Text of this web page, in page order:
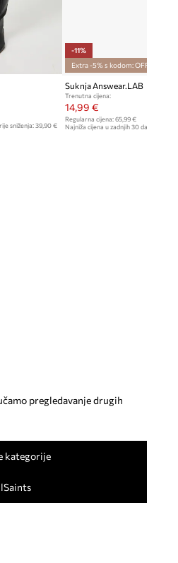
sniženja:39,90 €
-11%
Extra -5% s kodom: OFF*
Suknja Answear.LAB
Trenutna cijena:
14,99 €
Regularna cijena: 65,99 €
Najniža cijena u zadnjih 30 dana prije
pregledavanje drugih
kategorije